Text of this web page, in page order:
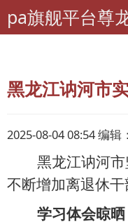
pa旗舰平台尊
pa旗舰平台尊龙 老干部工作
黑龙江讷河市
2025-08-04 08:54 编辑
黑龙江讷河市
不断增加离退休干
学习体会晾